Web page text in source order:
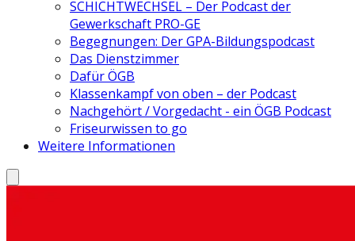
SCHICHTWECHSEL – Der Podcast der
Gewerkschaft PRO-GE
Begegnungen: Der GPA-Bildungspodcast
Das Dienstzimmer
Dafür ÖGB
Klassenkampf von oben – der Podcast
Nachgehört / Vorgedacht - ein ÖGB Podcast
Friseurwissen to go
Weitere Informationen